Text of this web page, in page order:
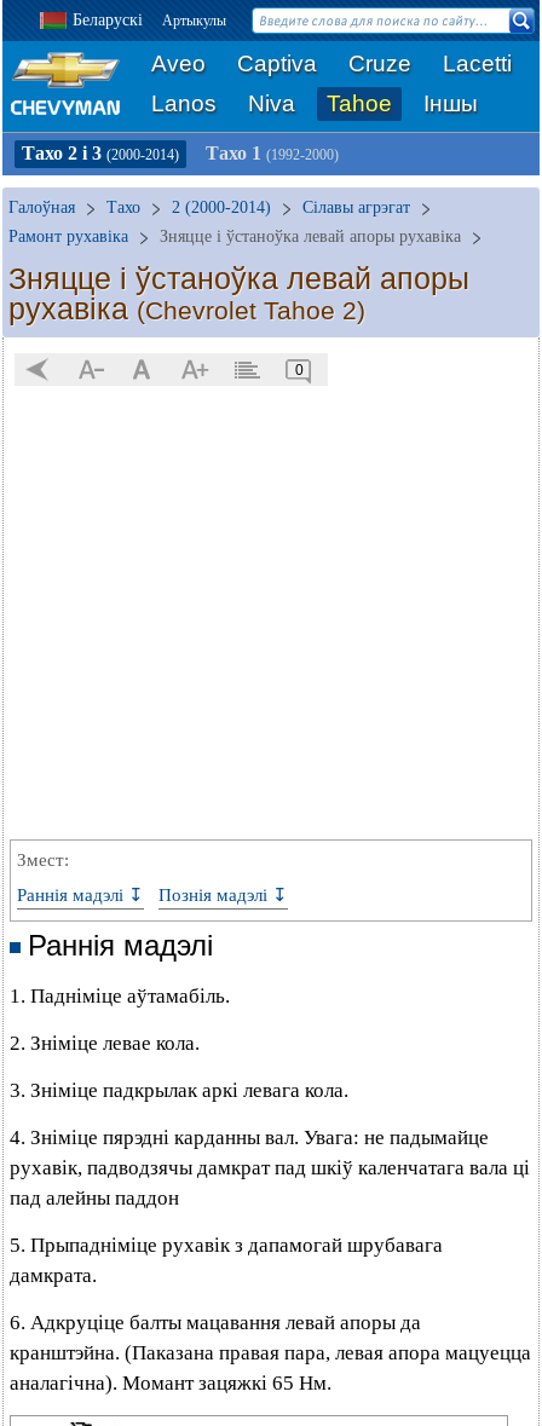
Беларускі Артыкулы
Aveo Captiva Cruze
Lacetti
Lanos
Niva Tahoe Іншы
Тахо 2 і 3 (2000-2014) Тахо 1 (1992-2000)
Галоўная Тахо 2 (2000-2014)
Сілавы агрэгат
Рамонт рухавіка
Зняцце і ўстаноўка левай апоры рухавіка
Зняцце і ўстаноўка левай апоры
рухавіка (Chevrolet Tahoe 2)
0
Змест:
Раннія мадэлі ↧
Познія мадэлі ↧
Раннія мадэлі
1. Падніміце аўтамабіль.
2. Зніміце левае кола.
3. Зніміце падкрылак аркі левага кола.
4. Зніміце пярэдні карданны вал. Увага: не падымайце
рухавік, падводзячы дамкрат пад шкіў каленчатага вала ці
пад алейны паддон
5. Прыпадніміце рухавік з дапамогай шрубавага
дамкрата.
6. Адкруціце балты мацавання левай апоры да
кранштэйна. (Паказана правая пара, левая апора мацуецца
аналагічна). Момант зацяжкі 65 Нм.